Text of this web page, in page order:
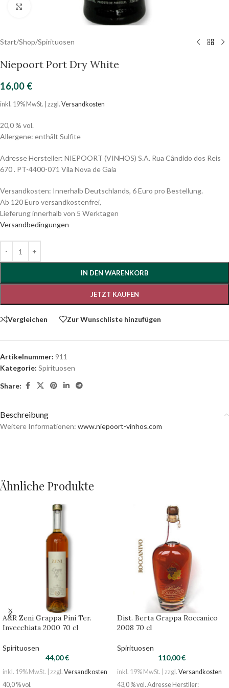
Start/Shop/Spirituosen
Niepoort Port Dry White
16,00 €
inkl. 19% MwSt. | zzgl. Versandkosten
20,0 % vol.
Allergene: enthält Sulfite
Adresse Hersteller: NIEPOORT (VINHOS) S.A. Rua Cândido dos Reis
670 . PT-4400-071 Vila Nova de Gaia
Versandkosten: Innerhalb Deutschlands, 6 Euro pro Bestellung.
Ab 120 Euro versandkostenfrei,
Lieferung innerhalb von 5 Werktagen
Versandbedingungen
IN DEN WARENKORB
JETZT KAUFEN
Vergleichen Zur Wunschliste hinzufügen
Artikelnummer: 911
Kategorie: Spirituosen
Share:
Beschreibung
Weitere Informationen: www.niepoort-vinhos.com
Ähnliche Produkte
A&R Zeni Grappa Pini Ter.
Invecchiata 2000 70 cl
Spirituosen
44,00€
inkl. 19% MwSt. | zzgl. Versandkosten
40,0 % vol.
Dist. Berta Grappa Roccanico
2008 70 cl
Spirituosen
110,00€
inkl. 19% MwSt. | zzgl. Versandkosten
43,0 % vol. Adresse Herstller: